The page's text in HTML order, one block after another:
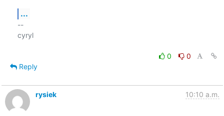
...
--
cyryl
0
0
Reply
rysiek 10:10 a.m.